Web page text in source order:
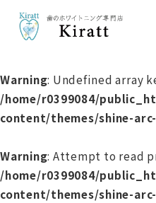
Warning: Undefined array
/home/r0399084/
content/themes/shine-
Warning: Attempt to read
/home/r0399084/
content/themes/shine-